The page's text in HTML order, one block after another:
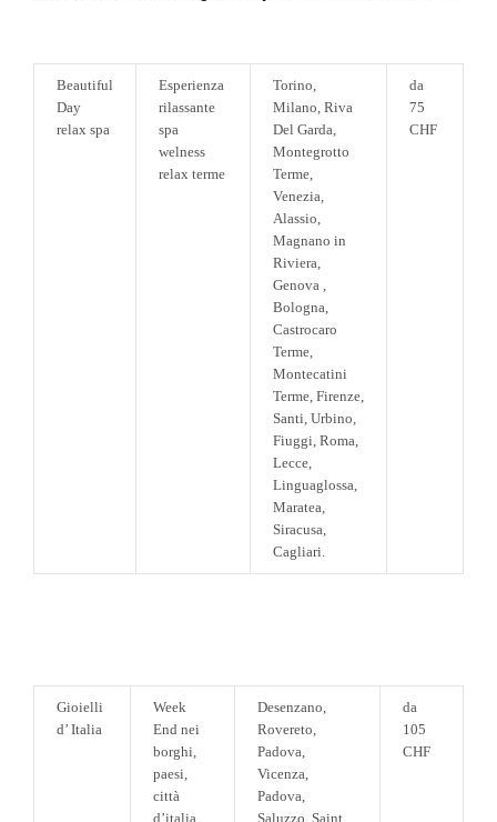
Beautiful
Day
relax spa
Esperienza
rilassante
spa
welness
relax terme
Torino,
Milano, Riva
Del Garda,
Montegrotto
Terme,
Venezia,
Alassio,
Magnano in
Riviera,
Genova ,
Bologna,
Castrocaro
Terme,
Montecatini
Terme, Firenze,
Santi, Urbino,
Fiuggi, Roma,
Lecce,
Linguaglossa,
Maratea,
Siracusa,
Cagliari.
da
75
CHF
Gioielli
d’ Italia
Week
End nei
borghi,
paesi,
città
d’italia
Desenzano,
Rovereto,
Padova,
Vicenza,
Padova,
Saluzzo, Saint
da
105
CHF